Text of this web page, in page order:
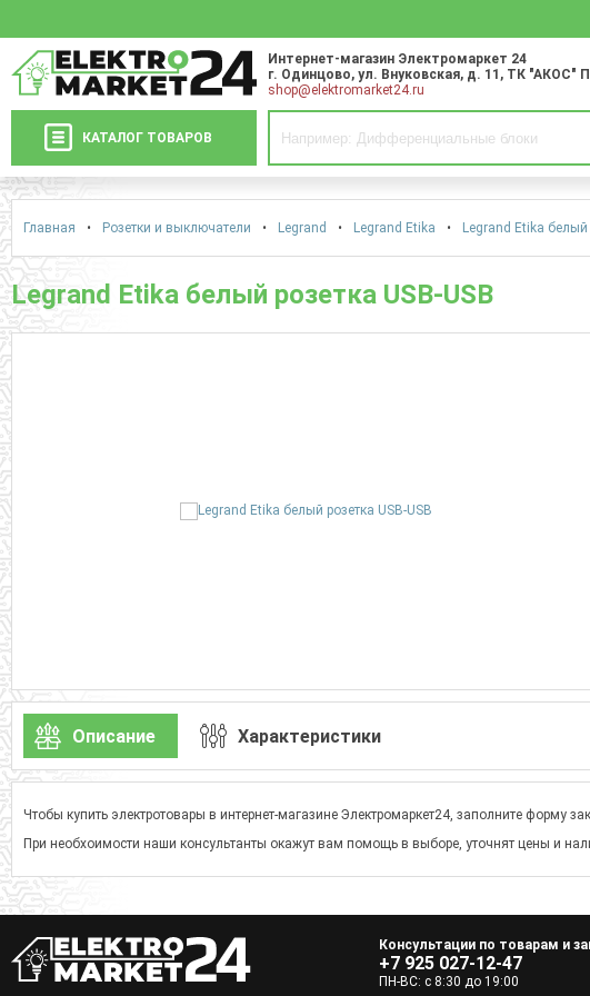
Интернет-магазин Электромаркет 24
г. Одинцово, ул. Внуковская, д. 11 , ТК "АКОС"
shop@elektromarket24.ru
КАТАЛОГ ТОВАРОВ
Главная • Розетки и выключатели • Legrand • Legrand Etika • Legrand Etika белый
Legrand Etika белый розетка USB-USB
Описание Характеристики
Чтобы купить электротовары в интернет-магазине Электромаркет24, заполните форму
При необхоимости наши консультанты окажут вам помощь в выборе, уточнят цены и
Консультации по товарам и
+7 925 027-12-47
ПН-ВС: с 8:30 до 19:00